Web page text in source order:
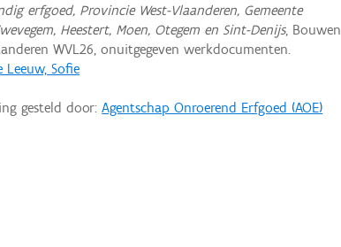
erfgoed, Provincie West-Vlaanderen, Gemeente
Heestert, Moen, Otegem en Sint-Denijs, Bouwen
WVL26, onuitgegeven werkdocumenten.
Leeuw, Sofie
gesteld door:Agentschap Onroerend Erfgoed (AOE)